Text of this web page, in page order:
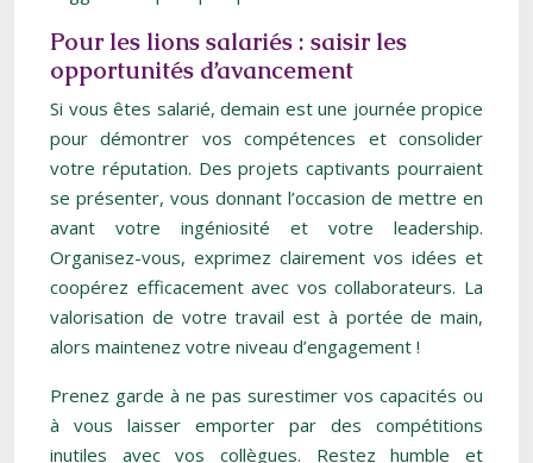
Pour les lions salariés : saisir les
opportunités d’avancement
Si vous êtes salarié, demain est une journée propice
pour démontrer vos compétences et consolider
votre réputation. Des projets captivants pourraient
se présenter, vous donnant l’occasion de mettre en
avant votre ingéniosité et votre leadership.
Organisez-vous, exprimez clairement vos idées et
coopérez efficacement avec vos collaborateurs. La
valorisation de votre travail est à portée de main,
alors maintenez votre niveau d’engagement !
Prenez garde à ne pas surestimer vos capacités ou
à vous laisser emporter par des compétitions
inutiles avec vos collègues. Restez humble et